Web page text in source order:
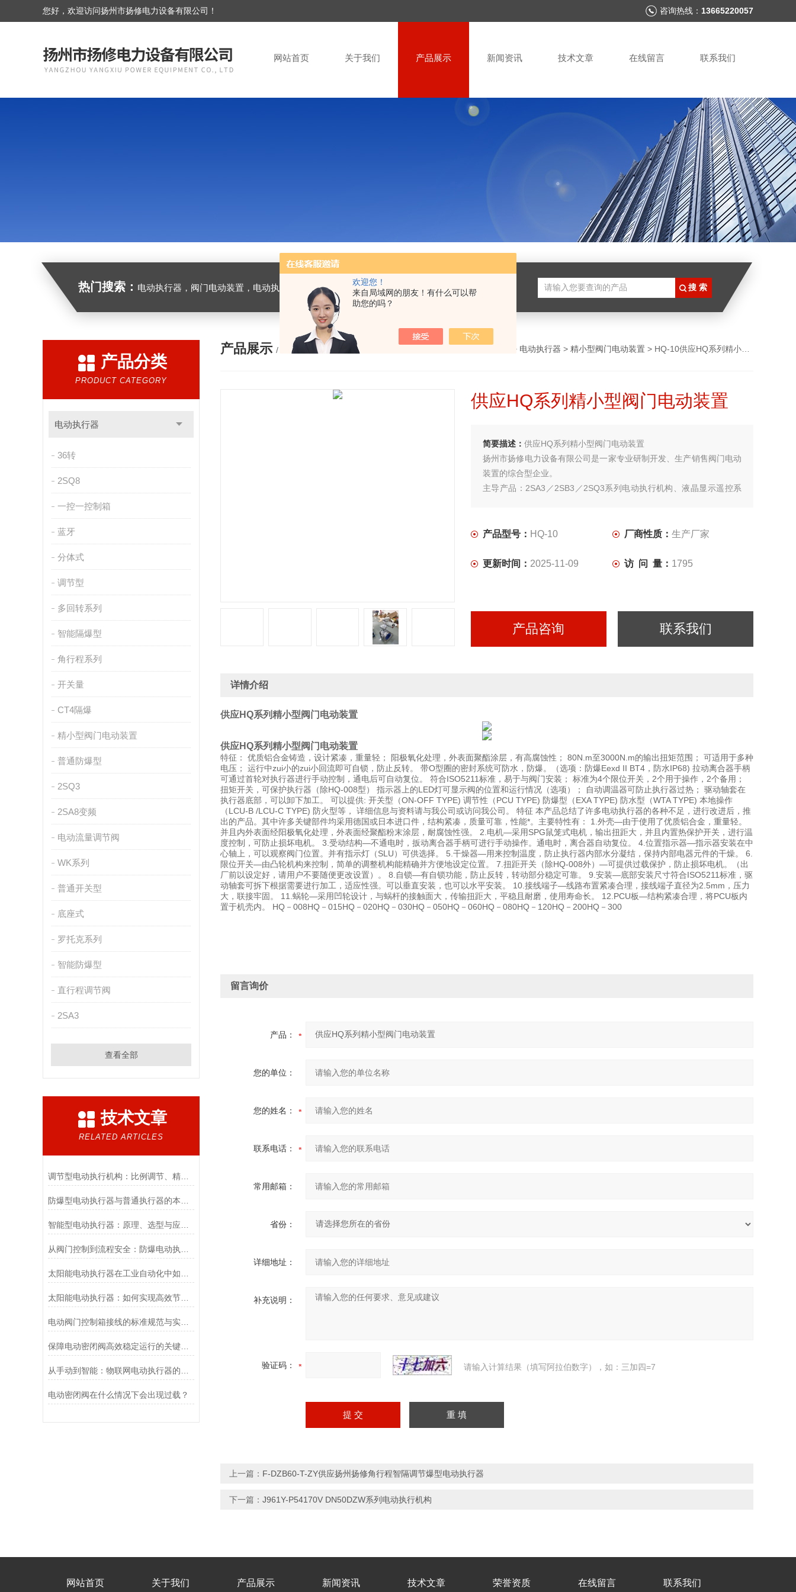
欢迎您！
来自局域网的朋友！有什么可以帮
助您的吗？
您好，欢迎访问扬州市扬修电力设备有限公司！ 咨询热线： 13665220057
网站首页 关于我们 产品展示 新闻资讯 技术文章 在线留言 联系我们
热门搜索： 电动执行器，阀门电动装置，电动执行机构，阀门驱动装置，电动头，角行程电动执行器，智能防爆型电动执行器，多回转电动执行器
产品分类
PRODUCT CATEGORY
电动执行器
36转
2SQ8
一控一控制箱
蓝牙
分体式
调节型
多回转系列
智能隔爆型
角行程系列
开关量
CT4隔爆
精小型阀门电动装置
普通防爆型
2SQ3
2SA8变频
电动流量调节阀
WK系列
普通开关型
底座式
罗托克系列
智能防爆型
直行程调节阀
2SA3
查看全部
技术文章
RELATED ARTICLES
调节型电动执行机构：比例调节、精度控制要点
太阳能电动执行器：如何实现高效节能的自动化控制？
保障电动密闭阀高效稳定运行的关键举措
电动密闭阀在什么情况下会出现过载？
产品展示 / PRODUCTS > 电动执行器 > 精小型阀门电动装置 > HQ-10供应HQ系列精小型阀门电动装置
供应HQ系列精小型阀门电动装置
简要描述： 供应HQ系列精小型阀门电动装置
扬州市扬修电力设备有限公司是一家专业研制开发、生产销售阀门电动
装置的综合型企业。
主导产品：2SA3／2SB3／2SQ3系列电动执行机构、液晶显示遥控系
转系列阀门电动装置以及电动阀门成套系列、控制箱系列等品种规格齐
产品型号： HQ-10 厂商性质： 生产厂家
更新时间： 2025-11-09 访 问 量： 1795
产品咨询 联系我们
详情介绍
供应HQ系列精小型阀门电动装置
供应HQ系列精小型阀门电动装置
特征： 优质铝合金铸造，设计紧凑，重量轻； 阳极氧化处理，外表面聚酯涂层，有高腐蚀性； 80N.m至3000N.m的输出扭矩范围； 可适用于多种
电压； 运行中zui小的zui小回流即可自锁，防止反转。 带O型圈的密封系统可防水，防爆。（选项：防爆Eexd II BT4，防水IP68) 拉动离合器手柄
可通过首轮对执行器进行手动控制，通电后可自动复位。 符合ISO5211标准，易于与阀门安装； 标准为4个限位开关，2个用于操作，2个备用；
扭矩开关，可保护执行器（除HQ-008型） 指示器上的LED灯可显示阀的位置和运行情况（选项）； 自动调温器可防止执行器过热； 驱动轴套在
执行器底部，可以卸下加工。 可以提供: 开关型（ON-OFF TYPE) 调节性（PCU TYPE) 防爆型（EXA TYPE) 防水型（WTA TYPE) 本地操作
（LCU-B /LCU-C TYPE) 防火型等， 详细信息与资料请与我公司或访问我公司。 特征 本产品总结了许多电动执行器的各种不足，进行改进后，推
出的产品。其中许多关键部件均采用德国或日本进口件，结构紧凑，质量可靠，性能*。主要特性有： 1.外壳—由于使用了优质铝合金，重量轻。
并且内外表面经阳极氧化处理，外表面经聚酯粉末涂层，耐腐蚀性强。 2.电机—采用SPG鼠笼式电机，输出扭距大，并且内置热保护开关，进行温
度控制，可防止损坏电机。 3.受动结构—不通电时，扳动离合器手柄可进行手动操作。通电时，离合器自动复位。 4.位置指示器—指示器安装在中
心轴上，可以观察阀门位置。并有指示灯（SLU）可供选择。 5.干燥器—用来控制温度，防止执行器内部水分凝结，保持内部电器元件的干燥。 6.
限位开关—由凸轮机构来控制，简单的调整机构能精确并方便地设定位置。 7.扭距开关（除HQ-008外）—可提供过载保护，防止损坏电机。（出
厂前以设定好，请用户不要随便更改设置）。 8.自锁—有自锁功能，防止反转，转动部分稳定可靠。 9.安装—底部安装尺寸符合ISO5211标准，驱
动轴套可拆下根据需要进行加工，适应性强。可以垂直安装，也可以水平安装。 10.接线端子—线路布置紧凑合理，接线端子直径为2.5mm，压力
大，联接牢固。 11.蜗轮—采用凹轮设计，与蜗杆的接触面大，传输扭距大，平稳且耐磨，使用寿命长。 12.PCU板—结构紧凑合理，将PCU板内
置于机壳内。 HQ－008HQ－015HQ－020HQ－030HQ－050HQ－060HQ－080HQ－120HQ－200HQ－300
留言询价
产品：
您的单位：
您的姓名：
联系电话：
常用邮箱：
省份：
详细地址：
补充说明：
验证码： 请输入计算结果（填写阿拉伯数字），如：三加四=7
上一篇： F-DZB60-T-ZY供应扬州扬修角行程智隔调节爆型电动执行器
下一篇： J961Y-P54170V DN50DZW系列电动执行机构
网站首页 关于我们 产品展示 新闻资讯 技术文章 荣誉资质 在线留言 联系我们